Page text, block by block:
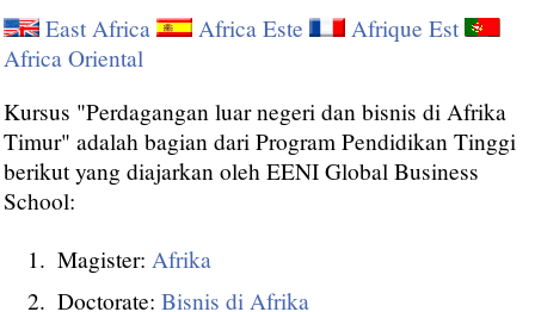
East Africa Africa Este
Afrique Est
Africa Oriental
Kursus "Perdagangan luar negeri dan bisnis di Afrika
Timur" adalah bagian dari Program Pendidikan Tinggi
berikut yang diajarkan oleh EENI Global Business
School:
Magister: Afrika
Doctorate: Bisnis di Afrika